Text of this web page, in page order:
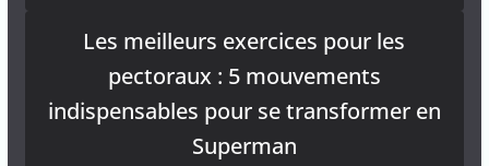
Les meilleurs exercices pour les
pectoraux : 5 mouvements
indispensables pour se transformer en
Superman